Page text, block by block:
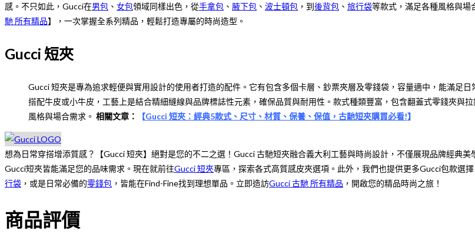
感。不只如此，Gucci在男包 、 女包領域同樣出色，從手拿包 、 腋下包 、 波士頓包 ，到後背包 、 旅行袋等款式，滿足各種風格與場
馳 所有精品】，一次掌握全系列精品，輕鬆打造專屬的時尚造型。
Gucci 短夾
Gucci 短夾是專為追求輕便與實用設計的使用者打造的配件。它有包含多個卡層、鈔票夾層及零錢袋，容量適中，能滿足
搭配牛皮或小牛皮，工藝上是結合精細縫線與品牌標誌性元素，確保品質與耐用性。款式種類豐富，包含翻蓋式零錢夾與
風格與場合需求。 相關文章： 【Gucci 短夾：經典5款式、尺寸、材質、保養、保值，古馳短夾購買必看!】
想為日常穿搭增添質感？【Gucci 短夾】絕對是您的不二之選！Gucci 古馳短夾融合義大利工藝與時尚設計，不僅展現品牌經典
Gucci短夾皆能滿足您的品味需求。現在就前往Gucci 短夾專區，探索各式高質感皮夾選項。此外，我們也提供更多Gucci包款選
行袋 ，或是日常必備的零錢包 ，皆能在Find-Fine找到理想單品。立即造訪Gucci 古馳 所有精品 ，開啟您的精品時尚之旅！
商品評價